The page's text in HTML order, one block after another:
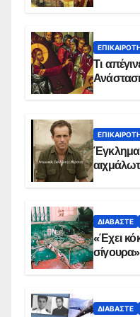
Τι
ΔΙΑΒΆΣΤΕ
«Έχει
ΔΙΑΒΆΣΤΕ